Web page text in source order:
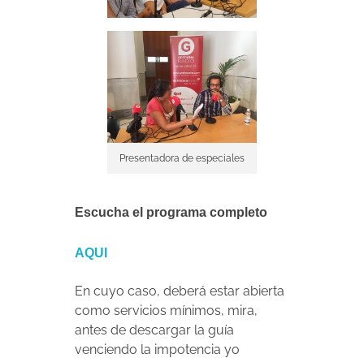
Presentadora de especiales
Escucha el programa completo
AQUI
En cuyo caso, deberá estar abierta
como servicios mínimos, mira,
antes de descargar la guía
venciendo la impotencia yo